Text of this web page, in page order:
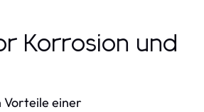
Korrosion und
Vorteile einer